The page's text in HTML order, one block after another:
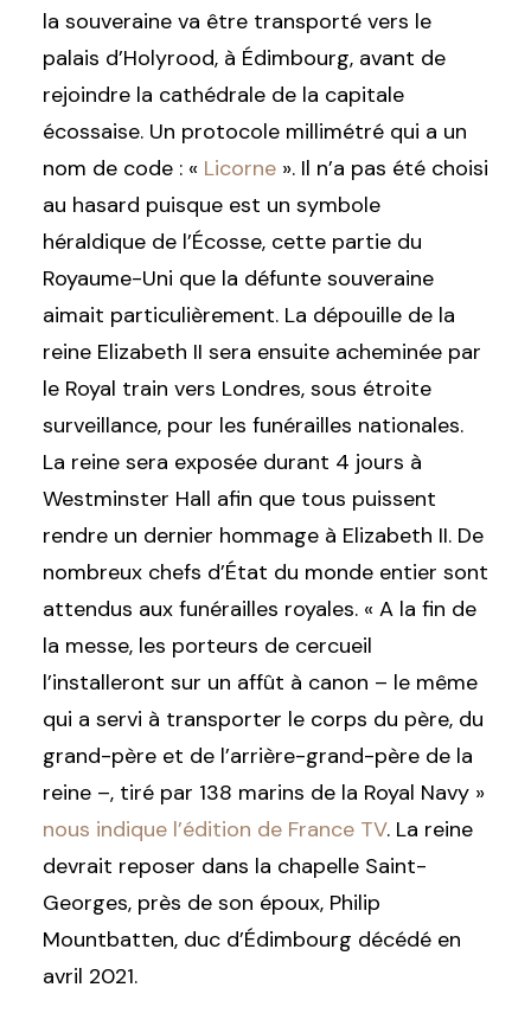
la souveraine va être transporté vers le
palais d’Holyrood, à Édimbourg, avant de
rejoindre la cathédrale de la capitale
écossaise. Un protocole millimétré qui a un
nom de code : « Licorne ». Il n’a pas été choisi
au hasard puisque est un symbole
héraldique de l’Écosse, cette partie du
Royaume-Uni que la défunte souveraine
aimait particulièrement. La dépouille de la
reine Elizabeth II sera ensuite acheminée par
le Royal train vers Londres, sous étroite
surveillance, pour les funérailles nationales.
La reine sera exposée durant 4 jours à
Westminster Hall afin que tous puissent
rendre un dernier hommage à Elizabeth II. De
nombreux chefs d’État du monde entier sont
attendus aux funérailles royales. « A la fin de
la messe, les porteurs de cercueil
l’installeront sur un affût à canon – le même
qui a servi à transporter le corps du père, du
grand-père et de l’arrière-grand-père de la
reine –, tiré par 138 marins de la Royal Navy »
nous indique l’édition de France TV. La reine
devrait reposer dans la chapelle Saint-
Georges, près de son époux, Philip
Mountbatten, duc d’Édimbourg décédé en
avril 2021.